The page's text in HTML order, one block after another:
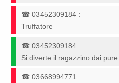
☎03452309184 :
Truffatore
☎03452309184 :
Si diverte il ragazzino dai pure
☎03668994771 :